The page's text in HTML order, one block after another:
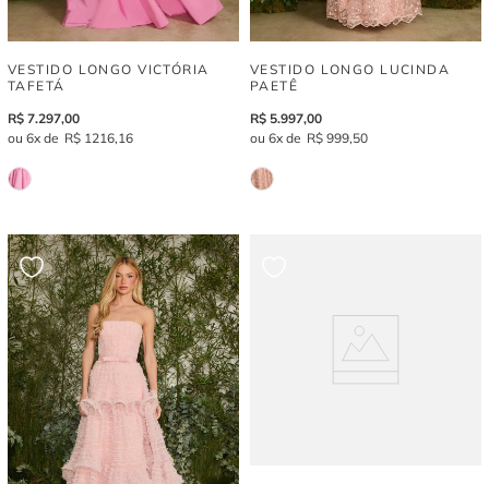
VESTIDO LONGO VICTÓRIA
TAFETÁ
R$ 7.297,00
6
R$ 1216,16
VESTIDO LONGO LUCINDA
PAETÊ
R$ 5.997,00
6
R$ 999,50